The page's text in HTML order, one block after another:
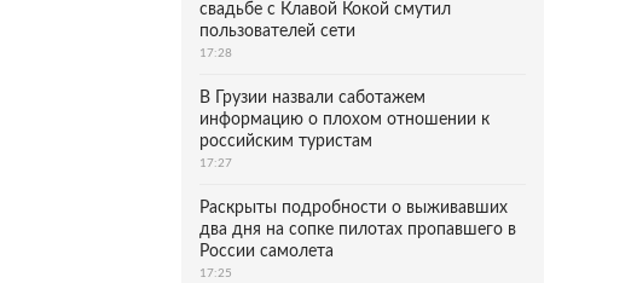
свадьбе с Клавой Кокой смутил
пользователей сети
17:28
В Грузии назвали саботажем
информацию о плохом отношении к
российским туристам
17:27
Раскрыты подробности о выживавших
два дня на сопке пилотах пропавшего в
России самолета
17:25